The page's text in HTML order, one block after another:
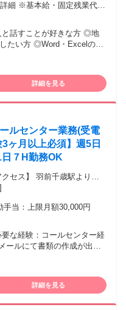
細 ※基本給・固定残業代・
円 〜 2万2600円（固定残
残業時間を超える勤務につ
代を支給しない理由：みな
当金額：あり 1ヶ月あたり1
上の場合支給 3,000円～
未満の場合は支給無 家
方のみ 8,000円固定 ※学生
円 住宅手当 家賃の半額を
を超える賃貸に住み、満35
話すことが好きな方 ◎地
たい方 ◎Word・Excelのス
○JAでの業務経験がある
ため））詳細を見る
ルセンター業務(受電
ヶ月以上必須】週5日
７H勤務OK
円～1,400円 給与: 通勤手当：上限月額30,000円
ールにて書類の作成が出来
：
来る方
詳細を見る